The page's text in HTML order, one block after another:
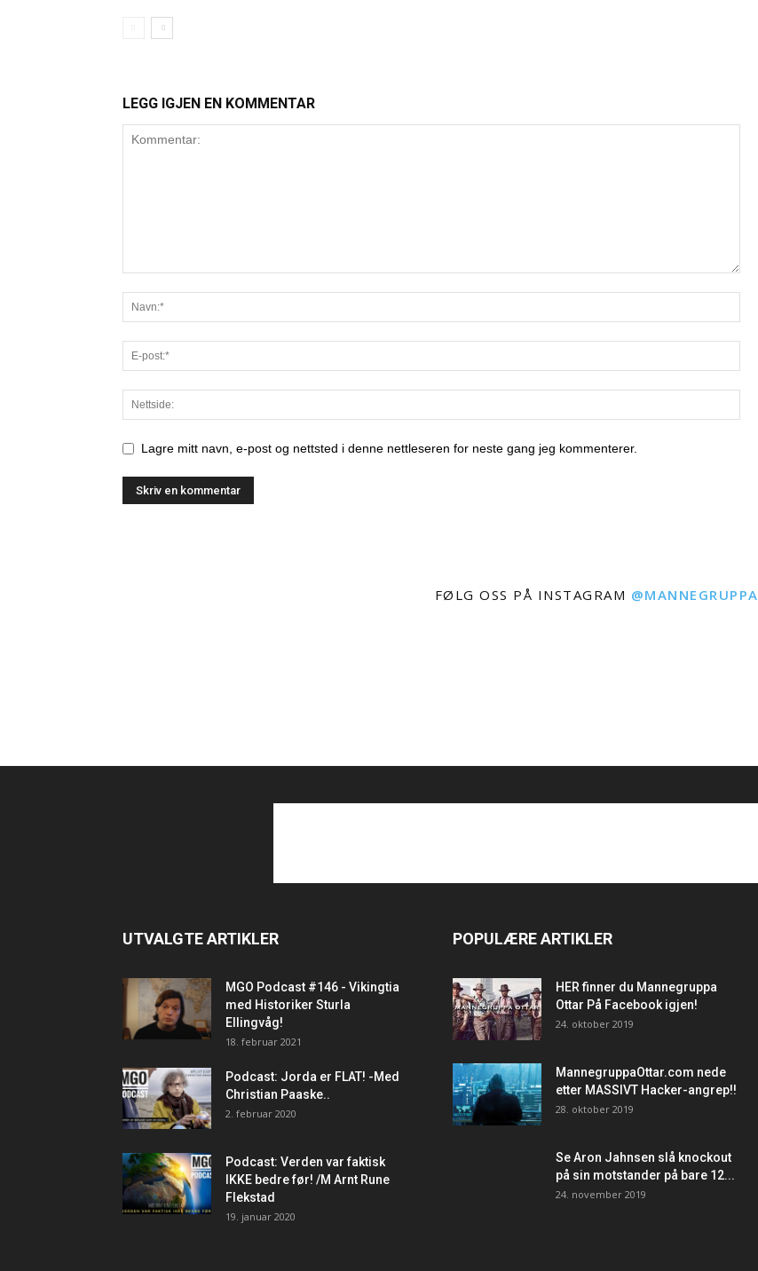
LEGG IGJEN EN KOMMENTAR
Lagre mitt navn, e-post og nettsted i denne nettleseren for neste gang jeg kommenterer.
FØLG OSS PÅ INSTAGRAM @MANNEGRUPPA
UTVALGTE ARTIKLER
MGO Podcast #146 - Vikingtia
med Historiker Sturla
Ellingvåg!
18. februar 2021
Podcast: Jorda er FLAT! -Med
Christian Paaske..
2. februar 2020
Podcast: Verden var faktisk
IKKE bedre før! /M Arnt Rune
Flekstad
19. januar 2020
POPULÆRE ARTIKLER
HER finner du Mannegruppa
Ottar På Facebook igjen!
24. oktober 2019
MannegruppaOttar.com nede
etter MASSIVT Hacker-angrep!!
28. oktober 2019
Se Aron Jahnsen slå knockout
på sin motstander på bare 12...
24. november 2019